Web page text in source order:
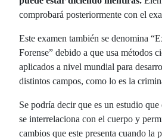
comprobará posteriormente con el
Este examen también se denomina
Forense” debido a que usa métodos
aplicados a nivel mundial para
distintos campos, como lo es la
Se podría decir que es un estudio
se interrelaciona con el cuerpo y
cambios que este presenta cuando la